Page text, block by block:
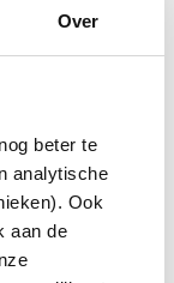
Over
beter te
analytische
Ook
aan de
(RVS)